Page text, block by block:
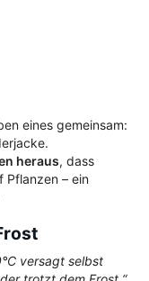
eines gemeinsam:
heraus, dass
Pflanzen – ein
versagt selbst